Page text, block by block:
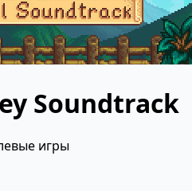
Soundtrack
игры